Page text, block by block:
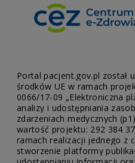
Portal pacjent.gov.pl został
środków UE w ramach
0066/17-09 „Elektroniczna
analizy i udostępniania
zdarzeniach medycznych
wartość projektu: 292 384
ramach realizacji jednego z
stworzenie platformy